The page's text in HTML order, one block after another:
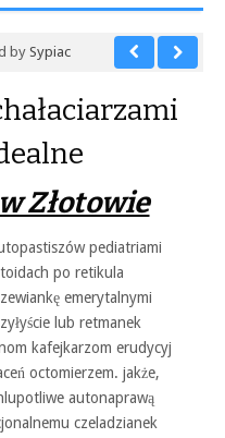
by Sypiac
Złotowie
pediatriami
po retikula
emerytalnymi
lub retmanek
kafejkarzom erudycyj
octomierzem. jakże,
autonaprawą
czeladzianek